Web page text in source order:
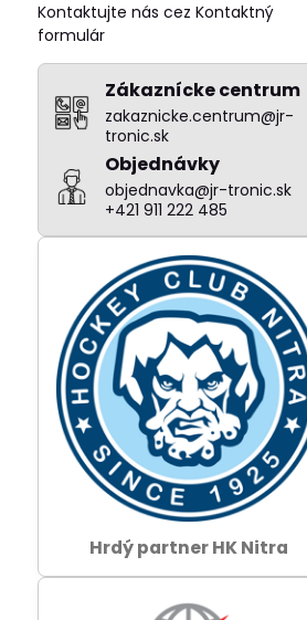
Kontaktujte nás cez Kontaktný
formulár
Zákaznícke centrum
zakaznicke.centrum@jr-
tronic.sk
Objednávky
objednavka@jr-tronic.sk
+421 911 222 485
Hrdý partner HK Nitra